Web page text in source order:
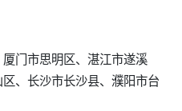
门市思明区、湛江市遂溪
、长沙市长沙县、濮阳市台